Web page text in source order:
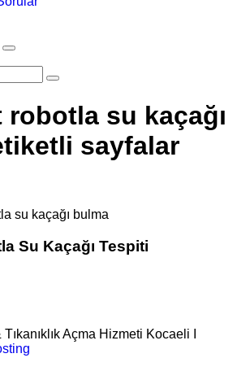
su kaçağı
sayfalar
su kaçağı bulma
Su Kaçağı Tespiti
Açma Hizmeti Kocaeli I